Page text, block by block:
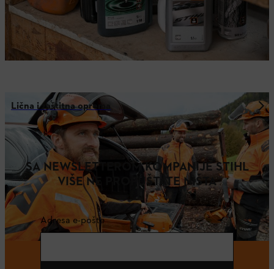
Lična i zaštitna oprema
SA NEWSLETTEROM KOMPANIJE STIHL
VIŠE NE PROPUŠTATE NIŠTA
Adresa e-pošte